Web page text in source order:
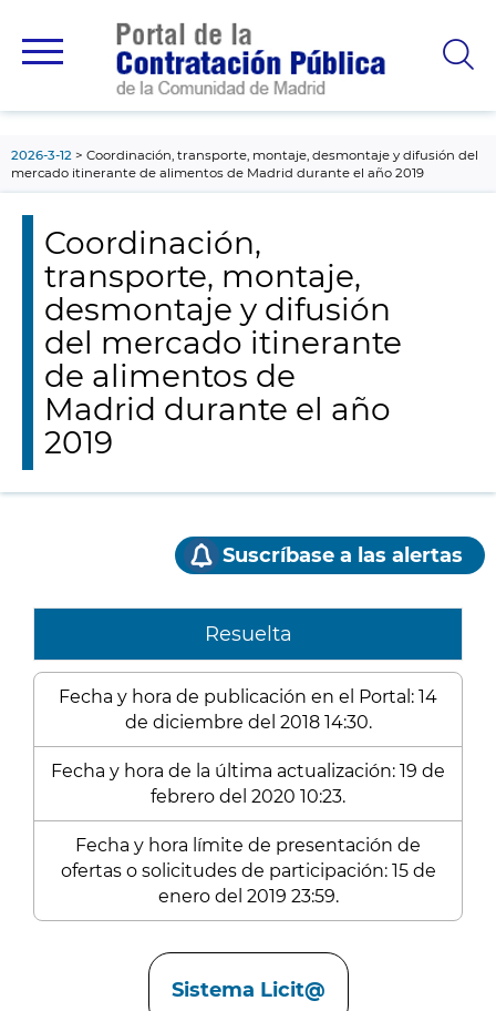
principal
2026-3-12
Coordinación, transporte, montaje, desmontaje y difusión del
mercado itinerante de alimentos de Madrid durante el año 2019
Coordinación,
transporte, montaje,
desmontaje y difusión
del mercado itinerante
de alimentos de
Madrid durante el año
2019
Suscríbase a las alertas
Resuelta
Fecha y hora de publicación en el Portal: 14
de diciembre del 2018 14:30.
Fecha y hora de la última actualización: 19 de
febrero del 2020 10:23.
Fecha y hora límite de presentación de
ofertas o solicitudes de participación: 15 de
enero del 2019 23:59.
Sistema Licit@